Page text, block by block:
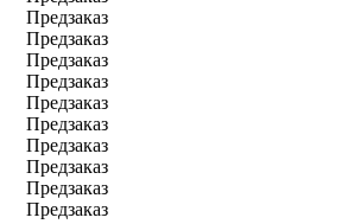
Предзаказ
Предзаказ
Предзаказ
Предзаказ
Предзаказ
Предзаказ
Предзаказ
Предзаказ
Предзаказ
Предзаказ